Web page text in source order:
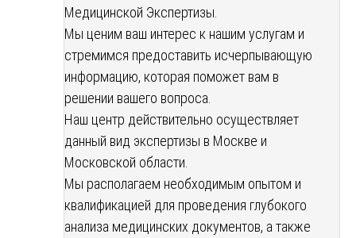
Медицинской Экспертизы.
Мы ценим ваш интерес к нашим услугам и
стремимся предоставить исчерпывающую
информацию, которая поможет вам в
решении вашего вопроса.
Наш центр действительно осуществляет
данный вид экспертизы в Москве и
Московской области.
Мы располагаем необходимым опытом и
квалификацией для проведения глубокого
анализа медицинских документов, а также